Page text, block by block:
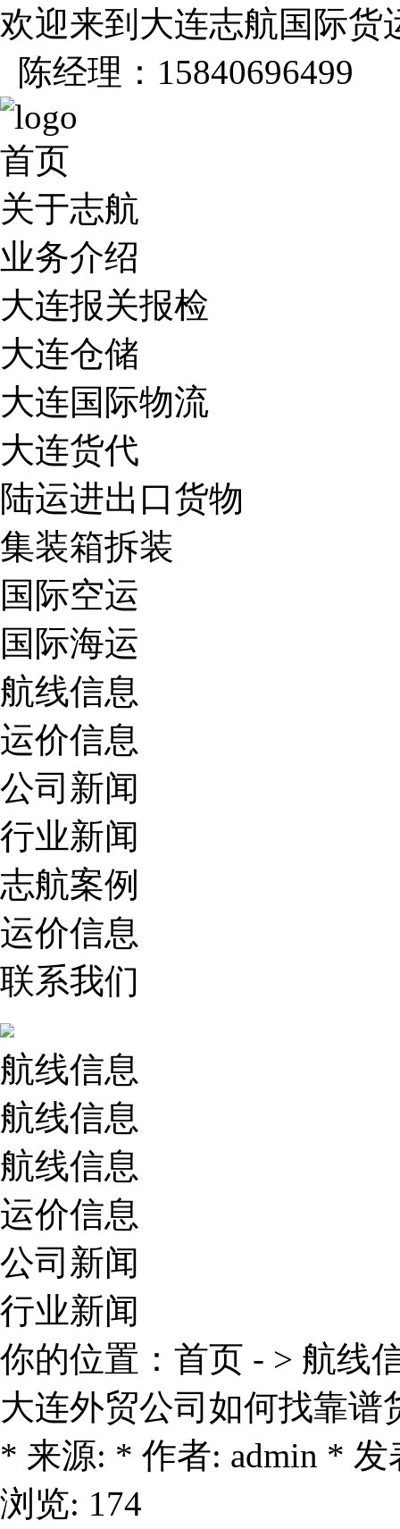
欢迎来到大连志航国际货
陈经理：15840696499
首页
关于志航
业务介绍
大连报关报检
大连仓储
大连国际物流
大连货代
陆运进出口货物
集装箱拆装
国际空运
国际海运
航线信息
运价信息
公司新闻
行业新闻
志航案例
运价信息
联系我们
航线信息
航线信息
航线信息
运价信息
公司新闻
行业新闻
你的位置： 首页 - > 航线
大连外贸公司如何找靠谱
* 来源: * 作者: admin * 发
浏览: 174